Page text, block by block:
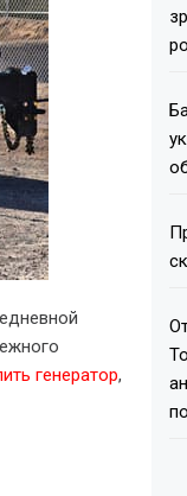
генератор,